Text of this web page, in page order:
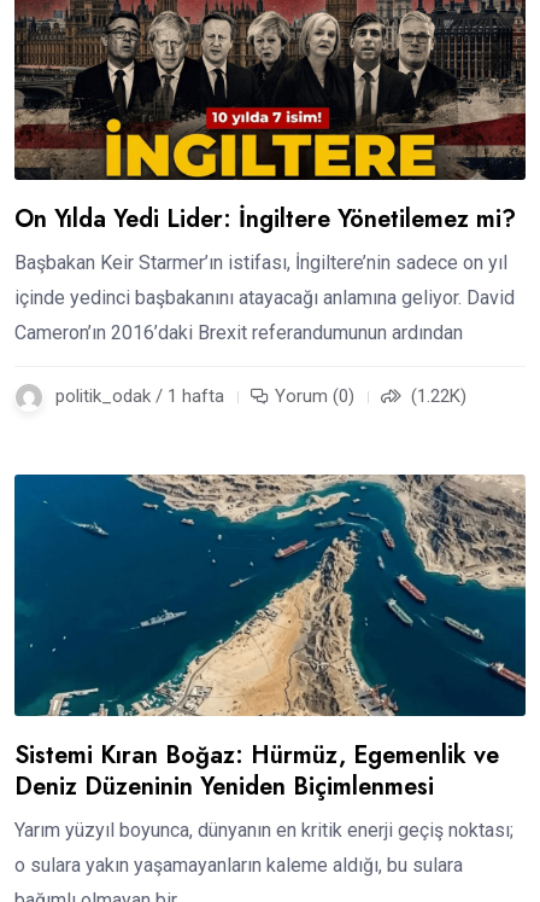
On Yılda Yedi Lider: İngiltere Yönetilemez mi?
Başbakan Keir Starmer’ın istifası, İngiltere’nin sadece on yıl
içinde yedinci başbakanını atayacağı anlamına geliyor. David
Cameron’ın 2016’daki Brexit referandumunun ardından
politik_odak / 1 hafta Yorum (0) (1.22K)
Sistemi Kıran Boğaz: Hürmüz, Egemenlik ve
Deniz Düzeninin Yeniden Biçimlenmesi
Yarım yüzyıl boyunca, dünyanın en kritik enerji geçiş noktası;
o sulara yakın yaşamayanların kaleme aldığı, bu sulara